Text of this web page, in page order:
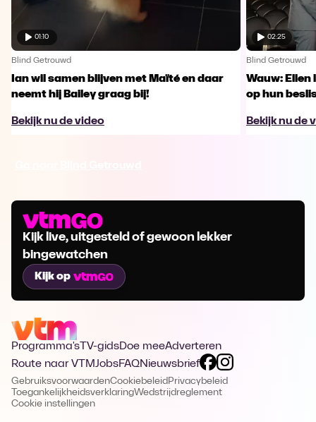
01:10
Blind Getrouwd
Ian wil samen blijven met Maïté en daar
neemt hij Bailey graag bij!
Bekijk nu de video
02:25
Blind Getrouwd
Wauw:
op hun
Bekijk nu de
Kijk live, uitgesteld of gewoon lekker
bingewatchen
Kijk op
Programma's TV-gidsDoe meeAdverteren
Route naar VTMJobsFAQNieuwsbrief
GebruiksvoorwaardenCookiebeleid Privacybeleid
ToegankelijkheidsverklaringWedstrijdreglement
Cookie instellingen